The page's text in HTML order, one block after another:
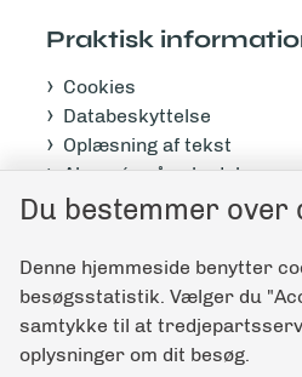
Praktisk
Cookies
Databeskyttelse
Oplæsning af tekst
Abonnér på nyhedsbrev
Tilgængelighedserklæring
Giv feedback til
Du bestemmer over
Denne hjemmeside benytter
besøgsstatistik. Vælger du
samtykke til at
oplysninger om dit besøg.